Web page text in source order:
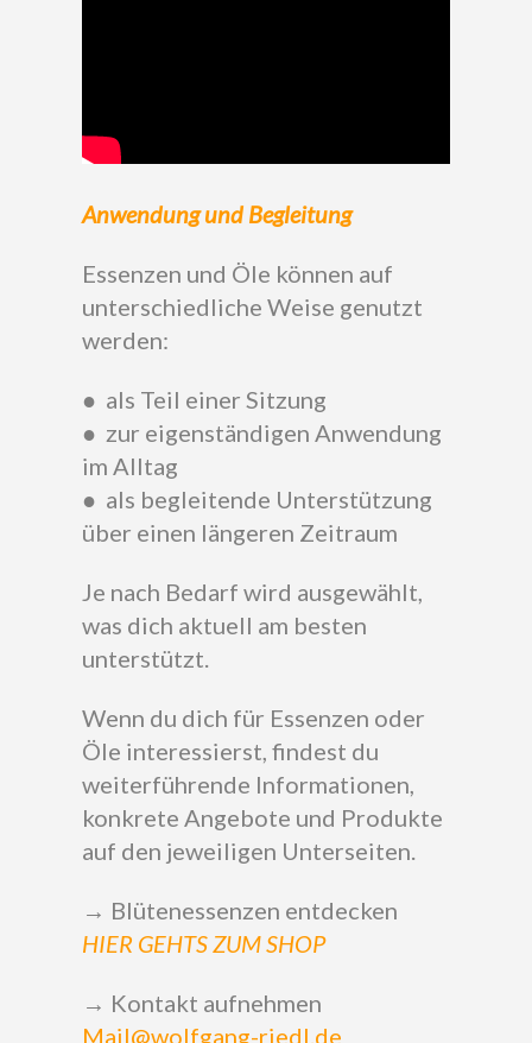
Anwendung und Begleitung
Essenzen und Öle können auf
unterschiedliche Weise genutzt
werden:
● als Teil einer Sitzung
● zur eigenständigen Anwendung
im Alltag
● als begleitende Unterstützung
über einen längeren Zeitraum
Je nach Bedarf wird ausgewählt,
was dich aktuell am besten
unterstützt.
Wenn du dich für Essenzen oder
Öle interessierst, findest du
weiterführende Informationen,
konkrete Angebote und Produkte
auf den jeweiligen Unterseiten.
→ Blütenessenzen entdecken
HIER GEHTS ZUM SHOP
→ Kontakt aufnehmen
Mail@wolfgang-riedl.de